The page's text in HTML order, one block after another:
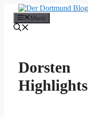
Inhalt
springen
Menü
Dorsten
Highlights